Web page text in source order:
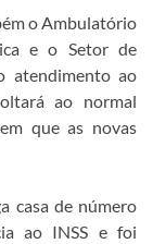
o Ambulatório
e o Setor de
atendimento ao
ao normal
que as novas
casa de número
ao INSS e foi